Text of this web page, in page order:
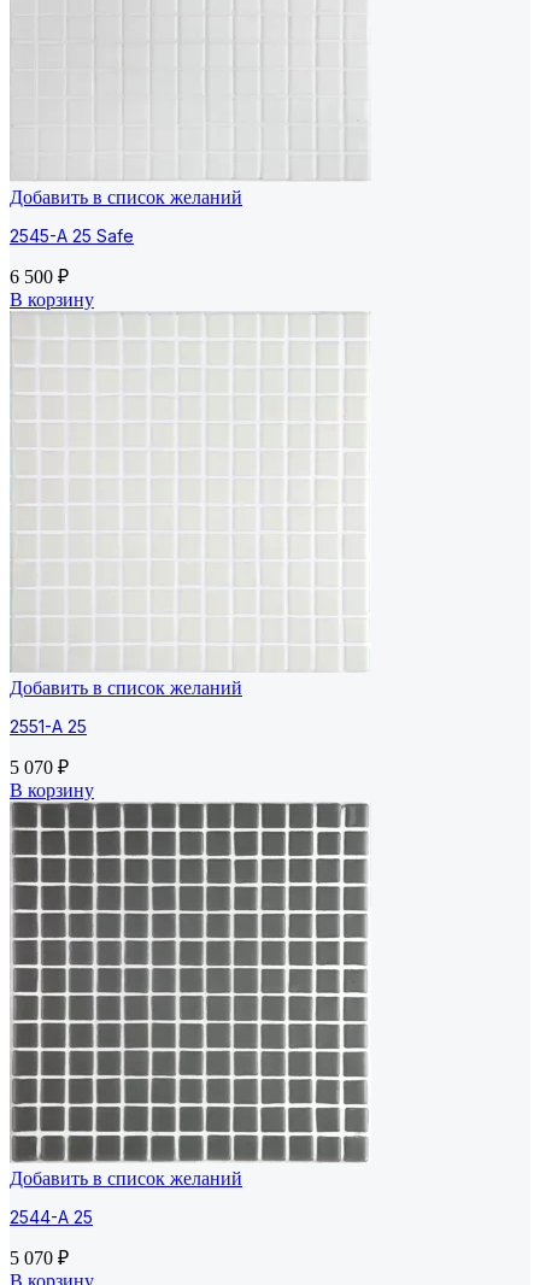
Добавить в список желаний
2545-A 25 Safe
6 500 ₽
В корзину
Добавить в список желаний
2551-A 25
5 070 ₽
В корзину
Добавить в список желаний
2544-A 25
5 070 ₽